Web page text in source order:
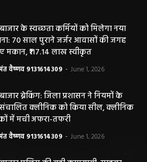
के स्वच्छता कर्मियों को मिलेगा नया
70 साल पुराने जर्जर आवासों की जगह
मकान, ₹117.14 लाख स्वीकृत
वैष्णव 9131614309 - June 1, 2026
ब्रेकिंग: जिला प्रशासन ने नियमों के
क्लीनिक को किया सील, क्लीनिक
में मची अफरा-तफरी
वैष्णव 9131614309 - June 1, 2026